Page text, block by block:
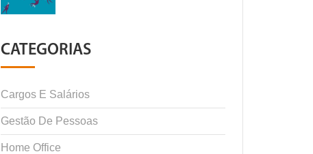
CATEGORIAS
Cargos E Salários
Gestão De Pessoas
Home Office